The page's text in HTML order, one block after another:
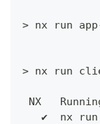
> nx run
> nx run
NX
✔  nx